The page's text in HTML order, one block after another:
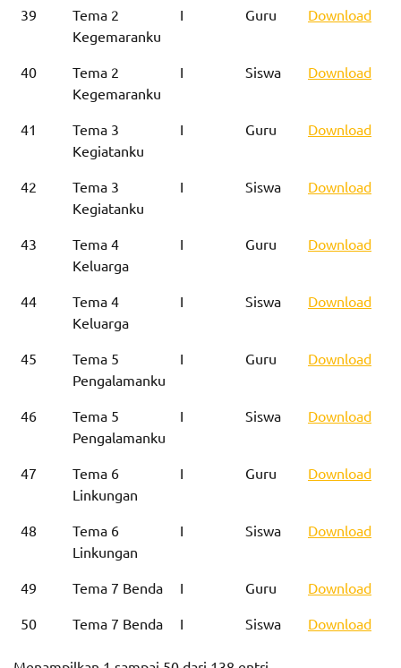
39
Tema 2
Kegemaranku
I Guru Download
40
Tema 2
Kegemaranku
I Siswa Download
41
Tema 3
Kegiatanku
I Guru Download
42
Tema 3
Kegiatanku
I Siswa Download
43
Tema 4
Keluarga
I Guru Download
44
Tema 4
Keluarga
I Siswa Download
45
Tema 5
Pengalamanku
I Guru Download
46
Tema 5
Pengalamanku
I Siswa Download
47
Tema 6
Linkungan
I Guru Download
48
Tema 6
Linkungan
I Siswa Download
49 Tema 7 Benda I Guru
Download
50
Tema 7 Benda I Siswa Download